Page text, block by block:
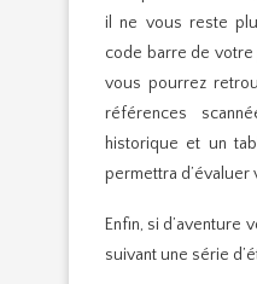
il ne vous reste
code barre de votre
vous pourrez
références
historique et un
permettra d’évaluer
Enfin, si d’aventure
suivant une série